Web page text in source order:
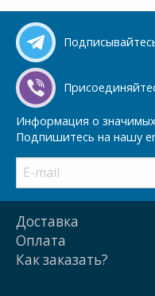
Информация о
Подпишитесь на нашу
Доставка
Оплата
Как заказать?